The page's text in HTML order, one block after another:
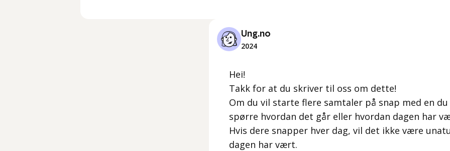
Ung.no
2024
Hei!
Takk for at du skriver til oss om dette!
Om du vil starte flere samtaler på snap med en
spørre hvordan det går eller hvordan dagen har
Hvis dere snapper hver dag, vil det ikke være
dagen har vært.